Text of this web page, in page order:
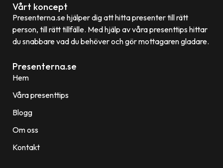
Vårt koncept
Presenterna.se hjälper dig att hitta presenter till rätt
person, till rätt tillfälle. Med hjälp av våra presenttips hittar
du snabbare vad du behöver och gör mottagaren gladare.
Presenterna.se
Hem
Våra presenttips
Blogg
Om oss
Kontakt